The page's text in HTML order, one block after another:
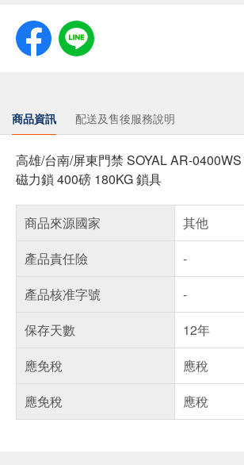
商品資訊 配送及售後服務說明
高雄/台南/屏東門禁 SOYAL AR-
磁力鎖 400磅 180KG 鎖具
商品來源國家
其他
產品責任險
-
產品核准字號
-
保存天數
12年
應免稅
應稅
應免稅
應稅